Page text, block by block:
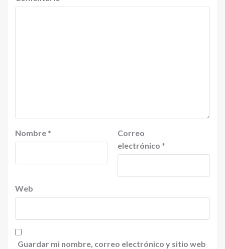
Nombre *
Correo
electrónico *
Web
Guardar mi nombre, correo electrónico y sitio web